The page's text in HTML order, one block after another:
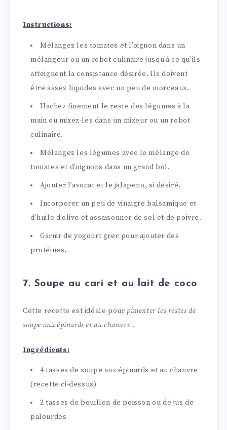
Instructions:
Mélangez les tomates et l’oignon dans un
mélangeur ou un robot culinaire jusqu’à ce qu’ils
atteignent la consistance désirée. Ils doivent
être assez liquides avec un peu de morceaux.
Hachez finement le reste des légumes à la
main ou mixez-les dans un mixeur ou un robot
culinaire.
Mélangez les légumes avec le mélange de
tomates et d’oignons dans un grand bol.
Ajouter l’avocat et le jalapeno, si désiré.
Incorporer un peu de vinaigre balsamique et
d’huile d’olive et assaisonner de sel et de poivre.
Garnir de yogourt grec pour ajouter des
protéines.
7. Soupe au cari et au lait de coco
Cette recette est idéale pour pimenter les restes de
soupe aux épinards et au chanvre .
Ingrédients:
4 tasses de soupe aux épinards et au chanvre
(recette ci-dessus)
2 tasses de bouillon de poisson ou de jus de
palourdes